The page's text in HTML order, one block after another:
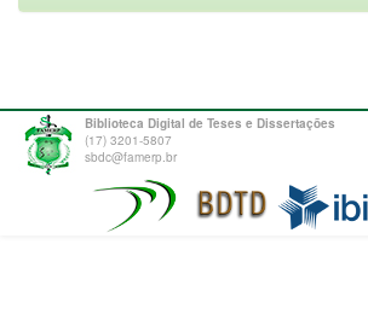
Biblioteca Digital de Teses e Dissertações
(17) 3201-5807
sbdc@famerp.br